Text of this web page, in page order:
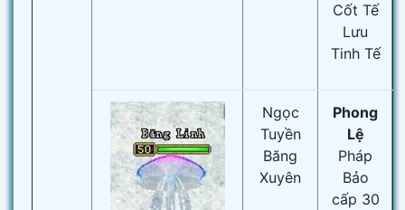
Cốt Tế
Lưu
Tinh Tế
Ngọc
Tuyền
Băng
Xuyên
Phong
Lệ
Pháp
Bảo
cấp 30